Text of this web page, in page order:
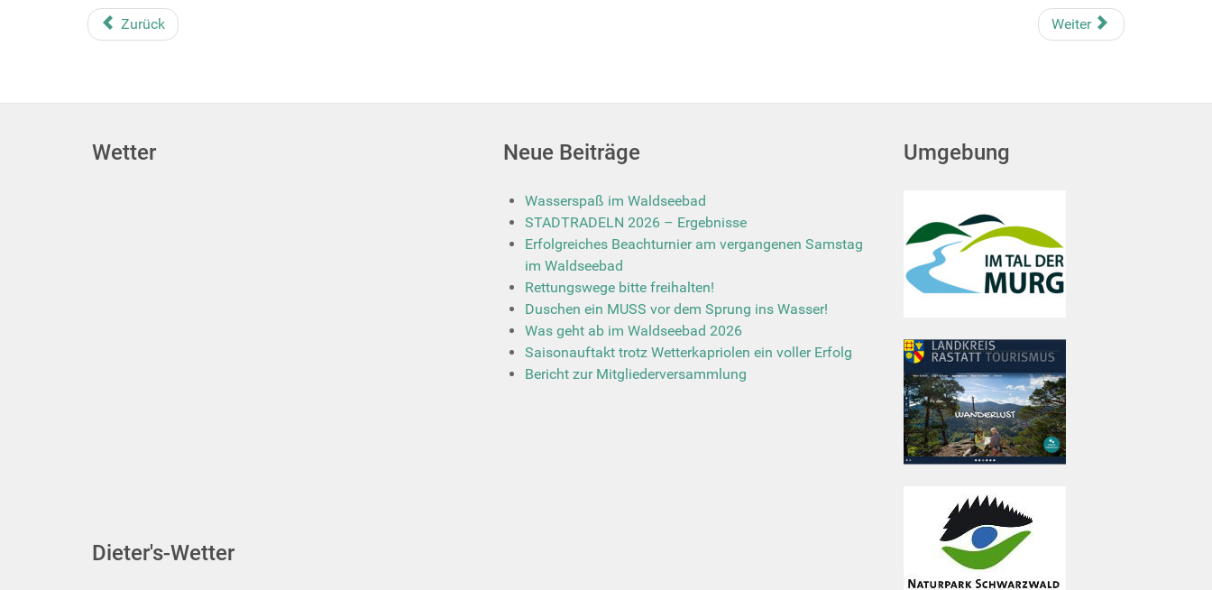
Zurück Weiter
Wetter
Dieter's-Wetter
Neue Beiträge
Wasserspaß im Waldseebad
STADTRADELN 2026 – Ergebnisse
Erfolgreiches Beachturnier am vergangenen Samstag
im Waldseebad
Rettungswege bitte freihalten!
Duschen ein MUSS vor dem Sprung ins Wasser!
Was geht ab im Waldseebad 2026
Saisonauftakt trotz Wetterkapriolen ein voller Erfolg
Bericht zur Mitgliederversammlung
Umgebung